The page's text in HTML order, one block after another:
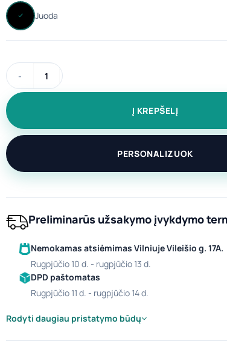
produkto kiekis: Dovanų rinkinys “Cadeau”
Į KREPŠELĮ
PERSONALIZUOK
Preliminarūs užsakymo įvykdymo
Nemokamas atsiėmimas Vilniuje Vileišio g. 17A.
rugpjūčio 10 d. - rugpjūčio 13 d.
DPD paštomatas
rugpjūčio 11 d. - rugpjūčio 14 d.
Rodyti daugiau pristatymo būdų